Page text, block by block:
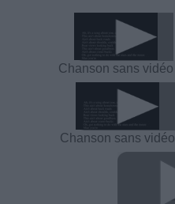
Chanson sans vidéo
Chanson sans vidéo